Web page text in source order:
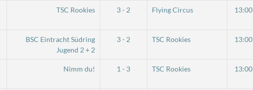
TSC Rookies 3 - 2 Flying Circus 13:00
BSC Eintracht Südring
Jugend 2 + 2
3 - 2 TSC Rookies 13:00
Nimm du! 1 - 3 TSC Rookies 13:00